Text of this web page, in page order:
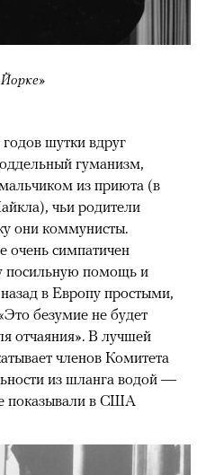
шутки вдруг
гуманизм,
мальчиком из приюта (в
чьи родители
они коммунисты.
очень симпатичен
посильную помощь и
в Европу простыми,
безумие не будет
отчаяния». В лучшей
членов Комитета
из шланга водой —
показывали в США